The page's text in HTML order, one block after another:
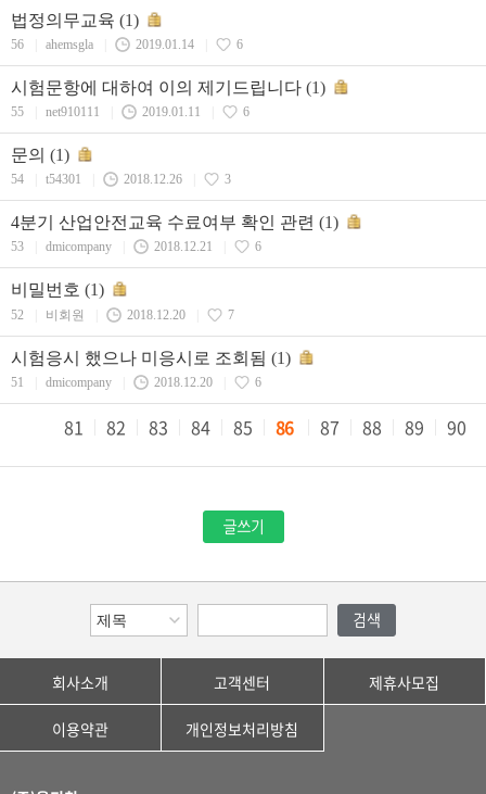
법정의무교육 (1)
56 ahemsgla 2019.01.14 6
시험문항에 대하여 이의 제기드립니다 (1)
55 net910111 2019.01.11 6
문의 (1)
54 t54301 2018.12.26 3
4분기 산업안전교육 수료여부 확인 관련 (1)
53 dmicompany 2018.12.21 6
비밀번호 (1)
52 비회원 2018.12.20 7
시험응시 했으나 미응시로 조회됨 (1)
51 dmicompany 2018.12.20 6
81 82 83 84 85 86 87 88 89 90
회사소개 고객센터 제휴사모집
이용약관 개인정보처리방침